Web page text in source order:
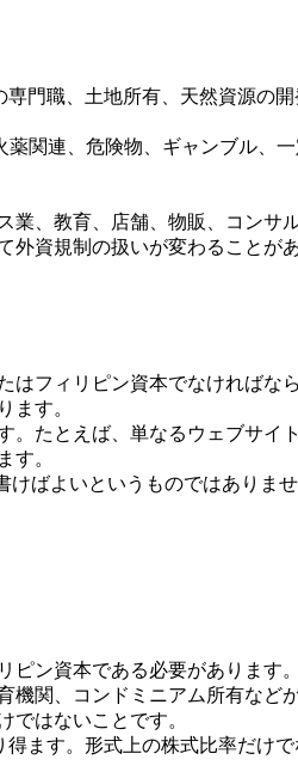
門職、土地所有、天然資源の
関連、危険物、ギャンブル、
業、教育、店舗、物販、コンサ
資規制の扱いが変わることがあ
フィリピン資本でなければな
ます。
たとえば、単なるウェブサイ
す。
けばよいというものではありま
ン資本である必要があります。
関、コンドミニアム所有などが
ではないことです。
ます。形式上の株式比率だけ